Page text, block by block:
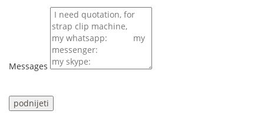
Messages